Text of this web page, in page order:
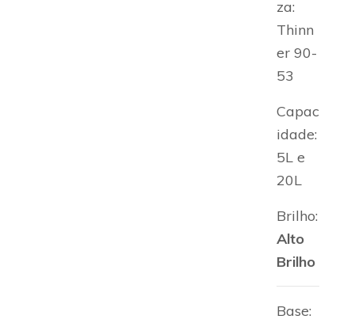
za:
Thinn
er 90-
53
Capac
idade:
5L e
20L
Brilho:
Alto
Brilho
Base: